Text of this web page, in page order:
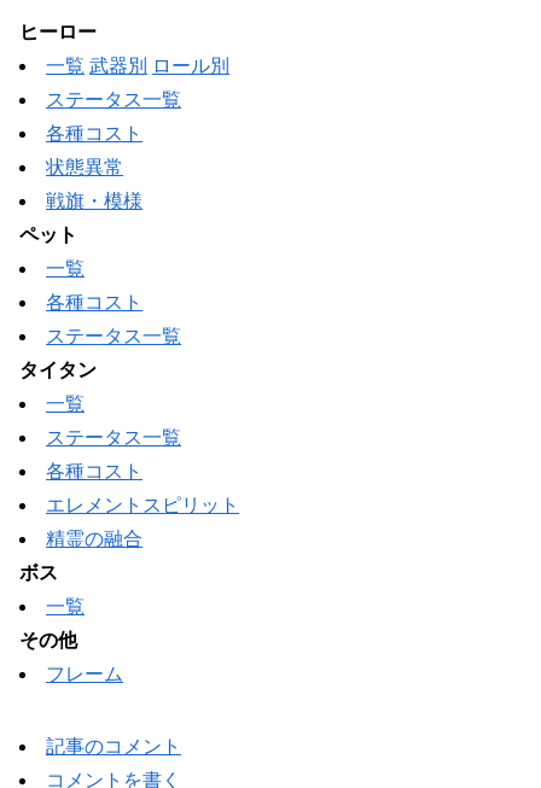
ヒーロー
一覧 武器別
ロール別
ステータス一覧
各種コスト
状態異常
戦旗・模様
ペット
一覧
各種コスト
ステータス一覧
タイタン
一覧
ステータス一覧
各種コスト
エレメントスピリット
精霊の融合
ボス
一覧
その他
フレーム
記事のコメント
コメントを書く